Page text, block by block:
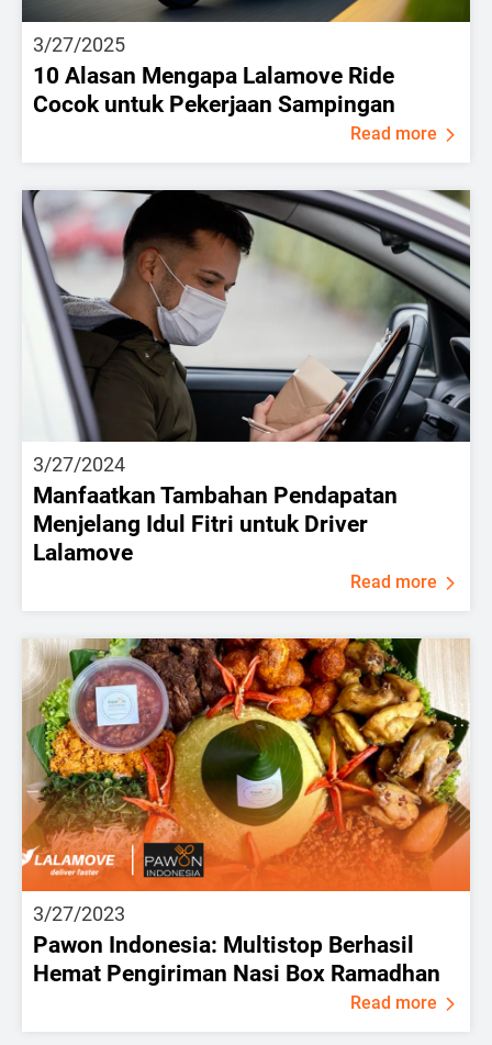
3/27/2025
10 Alasan Mengapa Lalamove Ride
Cocok untuk Pekerjaan Sampingan
Read more
3/27/2024
Manfaatkan Tambahan Pendapatan
Menjelang Idul Fitri untuk Driver
Lalamove
Read more
3/27/2023
Pawon Indonesia: Multistop Berhasil
Hemat Pengiriman Nasi Box Ramadhan
Read more